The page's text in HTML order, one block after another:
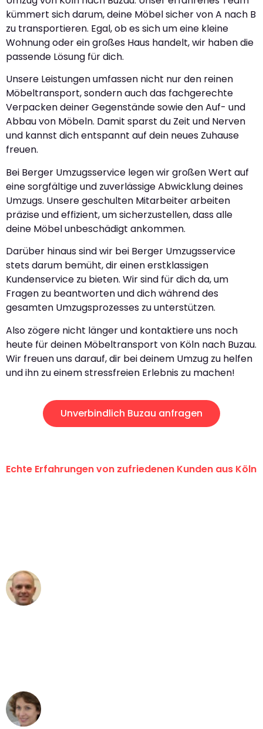
kümmert sich darum, deine Möbel sicher von A nach B
zu transportieren. Egal, ob es sich um eine kleine
Wohnung oder ein großes Haus handelt, wir haben die
passende Lösung für dich.
Unsere Leistungen umfassen nicht nur den reinen
Möbeltransport, sondern auch das fachgerechte
Verpacken deiner Gegenstände sowie den Auf- und
Abbau von Möbeln. Damit sparst du Zeit und Nerven
und kannst dich entspannt auf dein neues Zuhause
freuen.
Bei Berger Umzugsservice legen wir großen Wert auf
eine sorgfältige und zuverlässige Abwicklung deines
Umzugs. Unsere geschulten Mitarbeiter arbeiten
präzise und effizient, um sicherzustellen, dass alle
deine Möbel unbeschädigt ankommen.
Darüber hinaus sind wir bei Berger Umzugsservice
stets darum bemüht, dir einen erstklassigen
Kundenservice zu bieten. Wir sind für dich da, um
Fragen zu beantworten und dich während des
gesamten Umzugsprozesses zu unterstützen.
Also zögere nicht länger und kontaktiere uns noch
heute für deinen Möbeltransport von Köln nach Buzau.
Wir freuen uns darauf, dir bei deinem Umzug zu helfen
und ihn zu einem stressfreien Erlebnis zu machen!
Unverbindlich Buzau anfragen
Echte Erfahrungen von zufriedenen Kunden aus Köln